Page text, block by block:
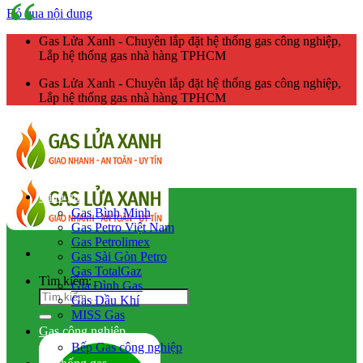
Bỏ qua nội dung
Gas Lửa Xanh - Chuyên lắp đặt hệ thống gas công nghiệp,
Lắp hệ thống gas nhà hàng TPHCM
Gas Lửa Xanh - Chuyên lắp đặt hệ thống gas công nghiệp,
Lắp hệ thống gas nhà hàng TPHCM
Tìm kiếm:
Giao gas
Gas Bình Minh
Gas Petro Việt Nam
Gas Petrolimex
Gas Sài Gòn Petro
Gas TotalGaz
Gia Đình Gas
Gas Dầu Khí
MISS Gas
Gas công nghiệp
Bếp Gas công nghiệp